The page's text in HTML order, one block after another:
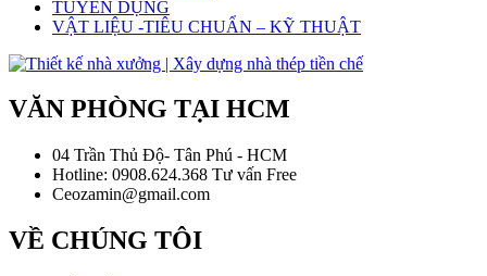
TUYỂN DỤNG
VẬT LIỆU -TIÊU CHUẨN – KỸ THUẬT
VĂN PHÒNG TẠI HCM
04 Trần Thủ Độ- Tân Phú - HCM
Hotline: 0908.624.368 Tư vấn Free
Ceozamin@gmail.com
VỀ CHÚNG TÔI